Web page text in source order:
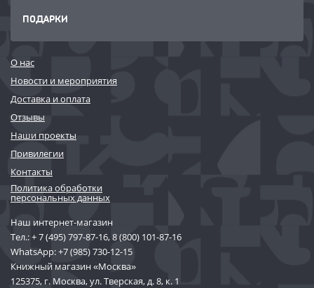
ПОДАРКИ
О нас
Новости и мероприятия
Доставка и оплата
Отзывы
Наши проекты
Привилегии
Контакты
Политика обработки
персональных данных
Наш интернет-магазин
Тел.:+ 7 (495) 797-87-16,8 (800) 101-87-16
WhatsApp:+7 (985) 730-12-15
Книжный магазин «Москва»
125375, г. Москва, ул. Тверская, д. 8, к. 1